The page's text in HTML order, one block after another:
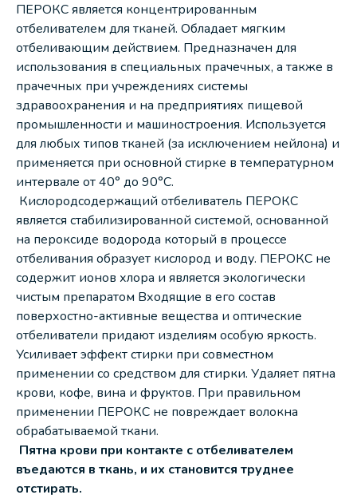
ПЕРОКС является концентрированным
отбеливателем для тканей. Обладает мягким
отбеливающим действием. Предназначен для
использования в специальных прачечных, а также в
прачечных при учреждениях системы
здравоохранения и на предприятиях пищевой
промышленности и машиностроения. Используется
для любых типов тканей (за исключением нейлона) и
применяется при основной стирке в температурном
интервале от 40° до 90°С.
Кислородсодержащий отбеливатель ПЕРОКС
является стабилизированной системой, основанной
на пероксиде водорода который в процессе
отбеливания образует кислород и воду. ПЕРОКС не
содержит ионов хлора и является экологически
чистым препаратом Входящие в его состав
поверхостно-активные вещества и оптические
отбеливатели придают изделиям особую яркость.
Усиливает эффект стирки при совместном
применении со средством для стирки. Удаляет пятна
крови, кофе, вина и фруктов. При правильном
применении ПЕРОКС не повреждает волокна
обрабатываемой ткани.
Пятна крови при контакте с отбеливателем
въедаются в ткань, и их становится труднее
отстирать.